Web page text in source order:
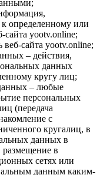
определенному или
сайта yootv.online;
веб-сайта yootv.online;
– действия,
данных
кругу лиц;
– любые
персональных
(передача
с
кругалиц, в
данных в
размещение в
сетях или
данным каким-